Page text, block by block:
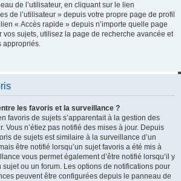
de l’utilisateur, en cliquant sur le lien
de l’utilisateur » depuis votre propre page de profil
« Accès rapide » depuis n’importe quelle page
vos sujets, utilisez la page de recherche avancée et
appropriés.
les favoris et la surveillance ?
favoris de sujets s’apparentait à la gestion des
Vous n’étiez pas notifié des mises à jour. Depuis
de sujets est similaire à la surveillance d’un
être notifié lorsqu’un sujet favoris a été mis à
vous permet également d’être notifié lorsqu’il y
ou un forum. Les options de notifications pour
peuvent être configurées depuis le panneau de